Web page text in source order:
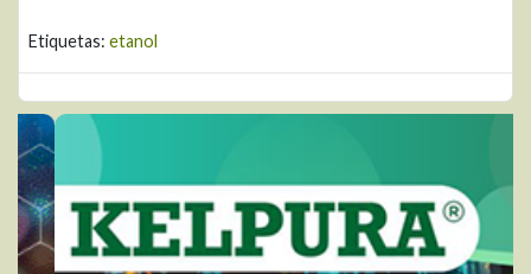
Etiquetas: etanol